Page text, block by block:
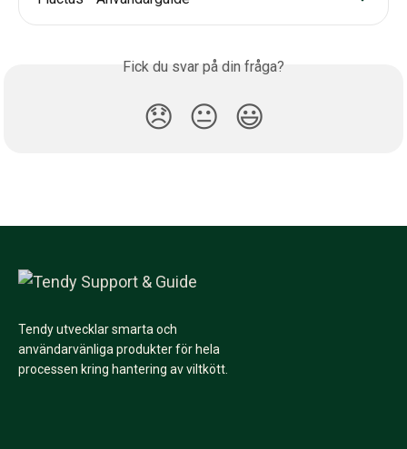
Fick du svar på din fråga?
😞 😐 😃
Tendy utvecklar smarta och
användarvänliga produkter för hela
processen kring hantering av viltkött.